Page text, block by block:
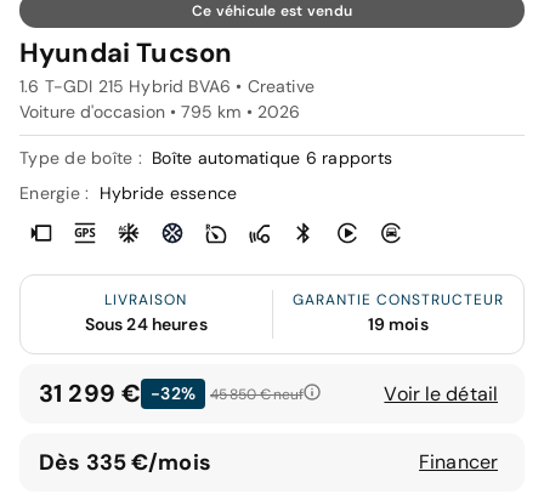
Ce véhicule est vendu
Hyundai Tucson
1.6 T-GDI 215 Hybrid BVA6 • Creative
Voiture d'occasion • 795 km • 2026
Type de boîte : Boîte automatique 6 rapports
Energie :
Hybride essence
LIVRAISON
Sous 24 heures
GARANTIE CONSTRUCTEUR
19 mois
31 299 € -32% 45 850 €neuf Voir le détail
Dès 335 €/mois Financer